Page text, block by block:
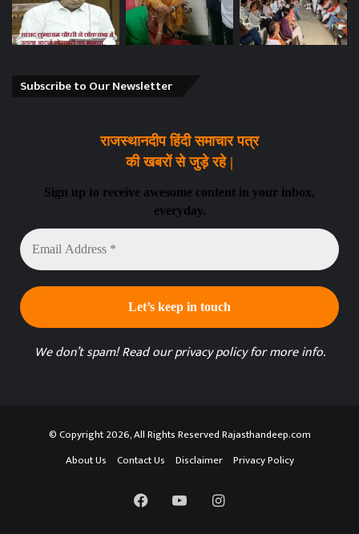
Subscribe to Our Newsletter
राजस्थानदीप हिंदी समाचार पत्र
की खबरों से जुड़े रहे |
Sign up to receive awesome content in your inbox,
everyday.
Email
Address
*
We don’t spam! Read ourprivacy policyfor more info.
© Copyright 2026, All Rights Reserved Rajasthandeep.com
About Us
Contact Us Disclaimer Privacy Policy
FacebookYouTubeInstagram